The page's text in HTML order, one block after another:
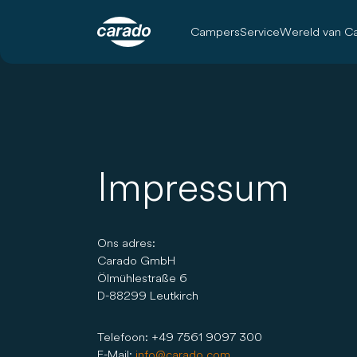
CampersServiceWereld van
Impressum
Ons adres:
Carado GmbH
Ölmühlestraße 6
D-88299 Leutkirch
Telefoon: +49 7561 9097 300